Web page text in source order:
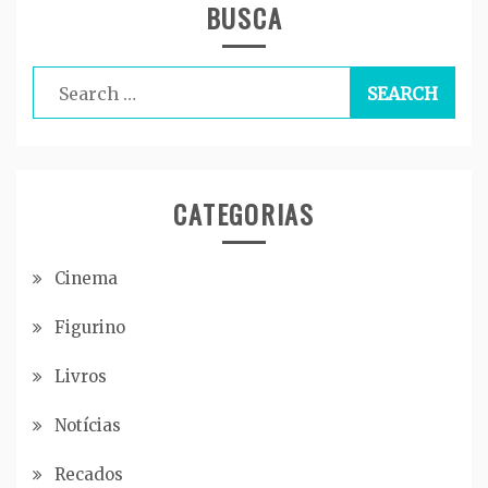
BUSCA
for:
CATEGORIAS
Cinema
Figurino
Livros
Notícias
Recados